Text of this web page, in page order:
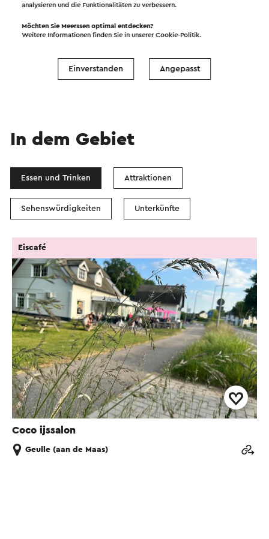
OpenStreetMapcontributors
Starten Sie die Route
Filter anzeigen
In dem Gebiet
Essen und Trinken Attraktionen
Sehenswürdigkeiten Unterkünfte
Coco ijssalon
Eiscafé
Geulle (aan de Maas)
analysieren und die Funktionalitäten zu verbessern.
Möchten Sie Meerssen optimal entdecken?
Weitere Informationen finden Sie in unsererCookie-Politik.
Einverstanden Angepasst